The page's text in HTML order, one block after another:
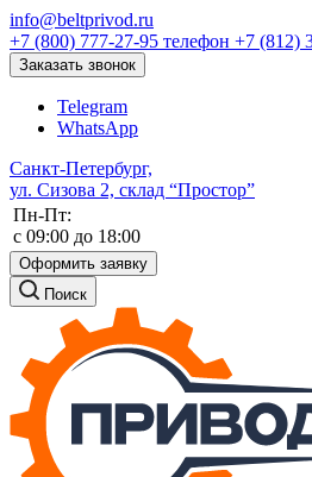
info@beltprivod.ru
+7 (800) 777-27-95 телефон +7 (812)
Заказать звонок
Telegram
WhatsApp
Санкт-Петербург,
ул. Сизова 2, склад “Простор”
Пн-Пт:
c 09:00 до 18:00
Оформить заявку
Поиск